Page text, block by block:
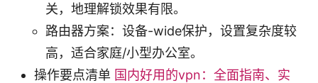
关，地理解锁效果有限。
路由器方案：设备-wide保护，设置复杂度较
高，适合家庭/小型办公室。
操作要点清单 国内好用的vpn：全面指南、实